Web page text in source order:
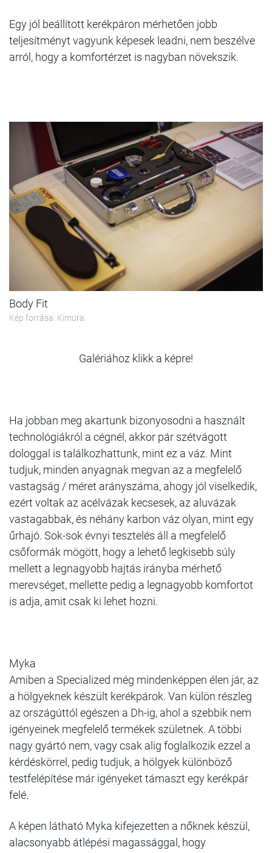
Egy jól beállított kerékpáron mérhetően jobb
teljesítményt vagyunk képesek leadni, nem beszélve
arról, hogy a komfortérzet is nagyban növekszik.
Body Fit
Kép forrása: Kimura
Galériához klikk a képre!
Ha jobban meg akartunk bizonyosodni a használt
technológiákról a cégnél, akkor pár szétvágott
dologgal is találkozhattunk, mint ez a váz. Mint
tudjuk, minden anyagnak megvan az a megfelelő
vastagság / méret arányszáma, ahogy jól viselkedik,
ezért voltak az acélvázak kecsesek, az aluvázak
vastagabbak, és néhány karbon váz olyan, mint egy
űrhajó. Sok-sok évnyi tesztelés áll a megfelelő
csőformák mögött, hogy a lehető legkisebb súly
mellett a legnagyobb hajtás irányba mérhető
merevséget, mellette pedig a legnagyobb komfortot
is adja, amit csak ki lehet hozni.
Myka
Amiben a Specialized még mindenképpen élen jár, az
a hölgyeknek készült kerékpárok. Van külön részleg
az országúttól egészen a Dh-ig, ahol a szebbik nem
igényeinek megfelelő termékek születnek. A többi
nagy gyártó nem, vagy csak alig foglalkozik ezzel a
kérdéskörrel, pedig tudjuk, a hölgyek különböző
testfelépítése már igényeket támaszt egy kerékpár
felé.
A képen látható Myka kifejezetten a nőknek készül,
alacsonyabb átlépési magassággal, hogy